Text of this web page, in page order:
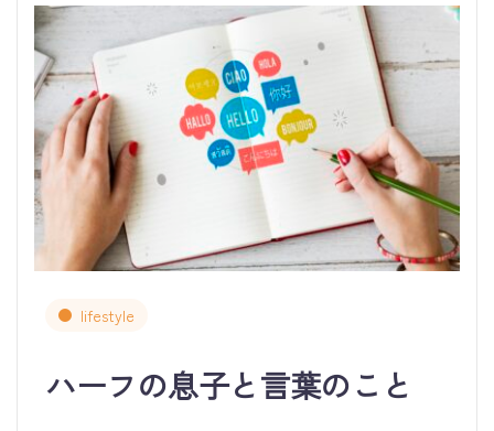
lifestyle
ハーフの息子と言葉のこと